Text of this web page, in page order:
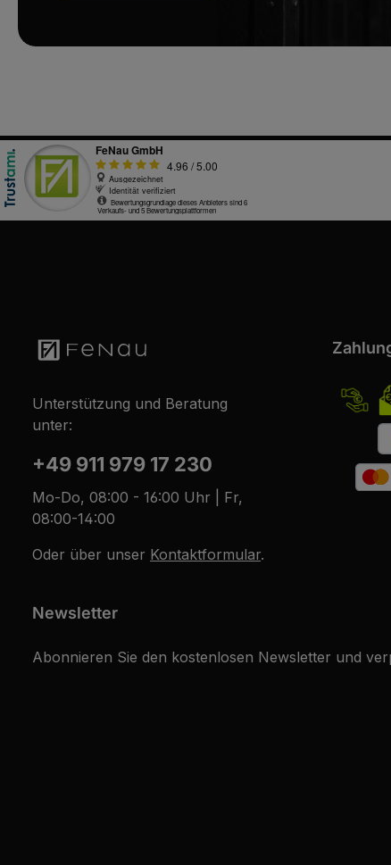
Unterstützung und Beratung
unter:
+49 911 979 17 230
Mo-Do, 08:00 - 16:00 Uhr | Fr,
08:00-14:00
Oder über unser Kontaktformular.
Newsletter
Abonnieren Sie den kostenlosen Newsletter und